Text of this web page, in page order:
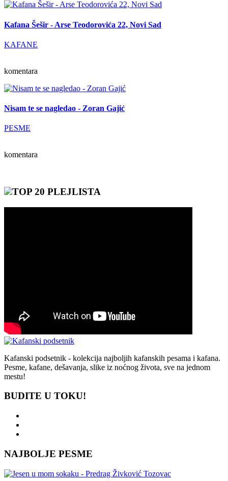
Kafana Šešir - Arse Teodorovića 22, Novi Sad
KAFANE
komentara
Nisam te se nagledao - Zoran Gajić
PESME
komentara
TOP 20 PLEJLISTA
Kafanski podsetnik - kolekcija najboljih kafanskih pesama i kafana.
Pesme, kafane, dešavanja, slike iz noćnog života, sve na jednom
mestu!
BUDITE U TOKU!
NAJBOLJE PESME